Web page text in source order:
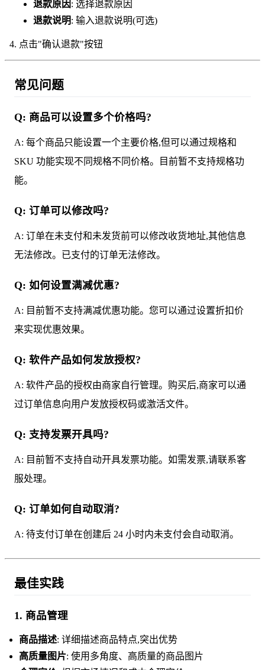
退款原因: 选择退款原因
退款说明: 输入退款说明(可选)
点击"确认退款"按钮
常见问题
Q: 商品可以设置多个价格吗?
A: 每个商品只能设置一个主要价格,但可以通过规格和
SKU 功能实现不同规格不同价格。目前暂不支持规格功
能。
Q: 订单可以修改吗?
A: 订单在未支付和未发货前可以修改收货地址,其他信息
无法修改。已支付的订单无法修改。
Q: 如何设置满减优惠?
A: 目前暂不支持满减优惠功能。您可以通过设置折扣价
来实现优惠效果。
Q: 软件产品如何发放授权?
A: 软件产品的授权由商家自行管理。购买后,商家可以通
过订单信息向用户发放授权码或激活文件。
Q: 支持发票开具吗?
A: 目前暂不支持自动开具发票功能。如需发票,请联系客
服处理。
Q: 订单如何自动取消?
A: 待支付订单在创建后 24 小时内未支付会自动取消。
最佳实践
1. 商品管理
商品描述: 详细描述商品特点,突出优势
高质量图片: 使用多角度、高质量的商品图片